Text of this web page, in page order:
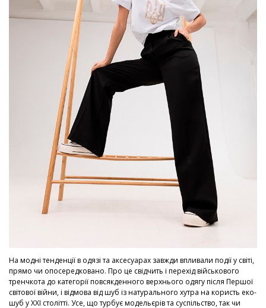
На модні тенденції в одязі та аксесуарах завжди впливали події у світі,
прямо чи опосередковано. Про це свідчить і перехід військового
тренчкота до категорії повсякденного верхнього одягу після Першої
світової війни, і відмова від шуб із натурального хутра на користь еко-
шуб у XXI столітті. Усе, що турбує модельєрів та суспільство, так чи